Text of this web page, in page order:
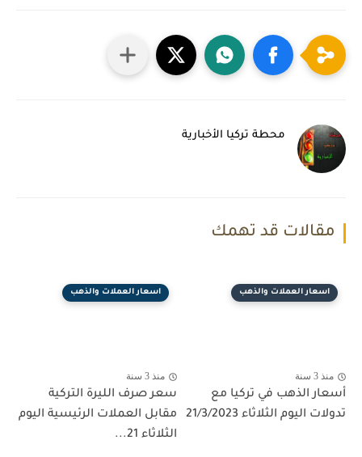
محطة تركيا الأخبارية
مقالات قد تهمك
اسعار العملات والذهب
منذ 3 سنة
أسعار الذهب في تركيا مع
تدولات اليوم الثلاثاء 21/3/2023
اسعار العملات والذهب
منذ 3 سنة
سعر صرف الليرة التركية
مقابل العملات الرئيسية اليوم
الثلاثاء 21...